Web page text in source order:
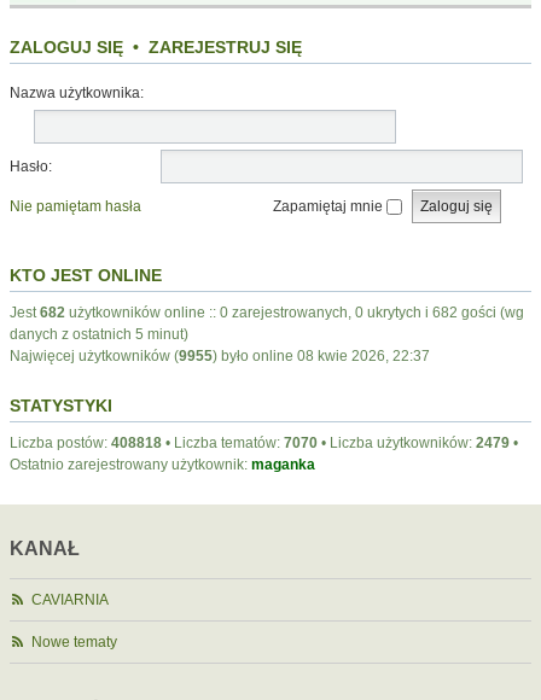
ZALOGUJ SIĘ • ZAREJESTRUJ SIĘ
Nazwa użytkownika:
Hasło:
Nie pamiętam hasła Zapamiętaj mnie
KTO JEST ONLINE
Jest682 użytkowników online :: 0 zarejestrowanych, 0 ukrytych i 682 gości (wg
danych z ostatnich 5 minut)
Najwięcej użytkowników (9955) było online 08 kwie 2026, 22:37
STATYSTYKI
Liczba postów: 408818 • Liczba tematów: 7070 • Liczba użytkowników: 2479 •
Ostatnio zarejestrowany użytkownik: maganka
KANAŁ
CAVIARNIA
Nowe tematy